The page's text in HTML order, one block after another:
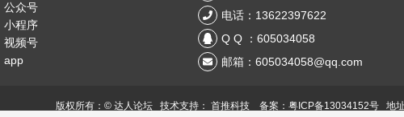
公众号
小程序
视频号
app
电话：13622397622
Q Q ：605034058
邮箱：605034058@qq.com
版权所有：© 达人论坛 技术支持： 首推科技 备案：粤ICP备13034152号地址